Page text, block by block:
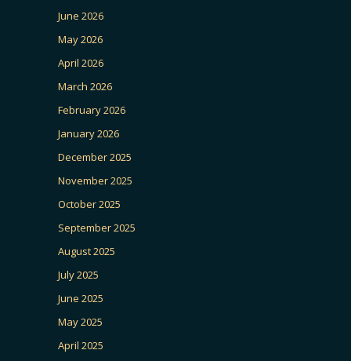
June 2026
May 2026
April 2026
March 2026
February 2026
January 2026
December 2025
November 2025
October 2025
September 2025
August 2025
July 2025
June 2025
May 2025
April 2025